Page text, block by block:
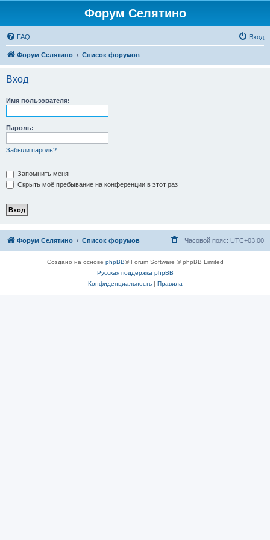
Форум Селятино
FAQ Вход
Форум Селятино Список форумов
Вход
Имя пользователя:
Пароль:
Забыли пароль?
Запомнить меня
Скрыть моё пребывание на конференции в этот раз
Форум Селятино Список форумов Часовой пояс: UTC+03:00
Создано на основе phpBB® Forum Software © phpBB Limited
Русская поддержка phpBB
Конфиденциальность| Правила